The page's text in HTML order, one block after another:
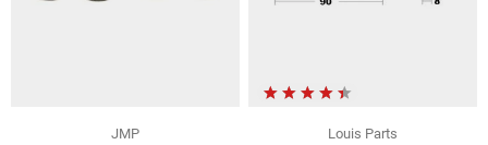
JMP
Louis Parts